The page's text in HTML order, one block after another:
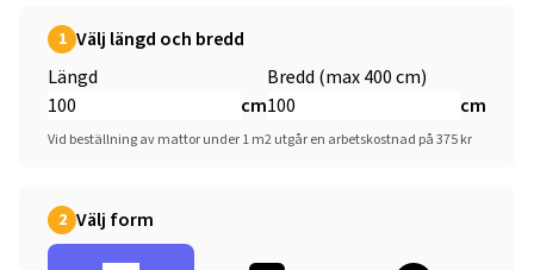
1 Välj längd och bredd
Längd
cm
Bredd (max 400 cm)
cm
Vid beställning av mattor under 1 m2 utgår en arbetskostnad på 375 kr
2 Välj form